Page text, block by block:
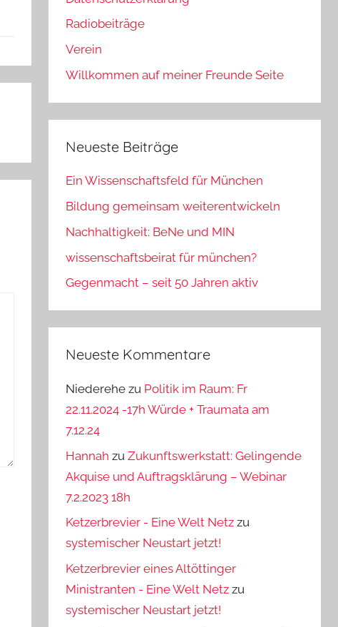
Radiobeiträge
Verein
Willkommen auf meiner Freunde Seite
Neueste Beiträge
Ein Wissenschaftsfeld für München
Bildung gemeinsam weiterentwickeln
Nachhaltigkeit: BeNe und MIN
wissenschaftsbeirat für münchen?
Gegenmacht – seit 50 Jahren aktiv
Neueste Kommentare
Niederehe zu Politik im Raum: Fr
22.11.2024 -17h Würde + Traumata am
7.12.24
Hannah zuZukunftswerkstatt: Gelingende
Akquise und Auftragsklärung – Webinar
7.2.2023 18h
Ketzerbrevier - Eine Welt Netz zu
systemischer Neustart jetzt!
Ketzerbrevier eines Altöttinger
Ministranten - Eine Welt Netz zu
systemischer Neustart jetzt!